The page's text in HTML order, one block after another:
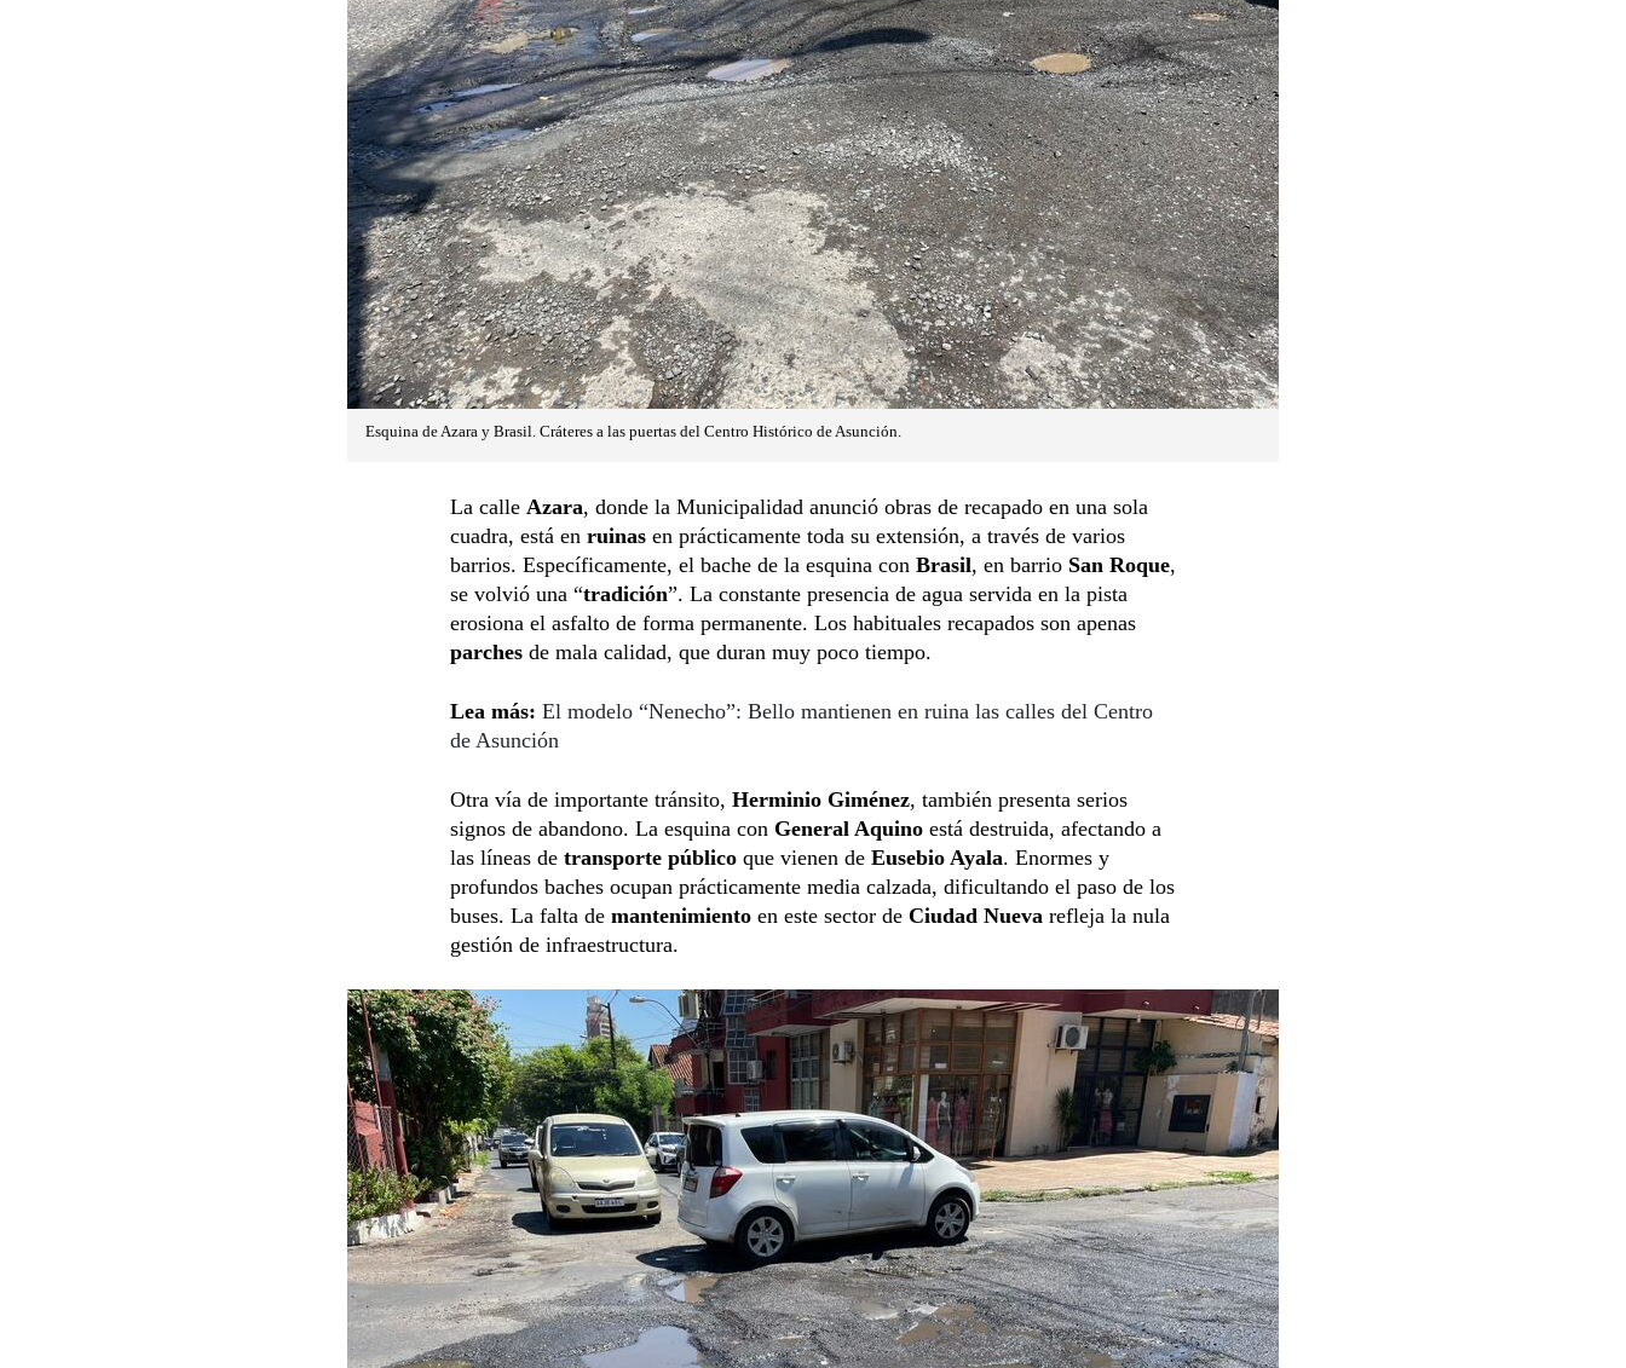
Esquina de Azara y Brasil. Cráteres a las puertas del Centro Histórico de Asunción.
La calle Azara, donde la Municipalidad anunció obras de recapado en una sola
cuadra, está en ruinas en prácticamente toda su extensión, a través de varios
barrios. Específicamente, el bache de la esquina con Brasil, en barrio San Roque,
se volvió una “tradición”. La constante presencia de agua servida en la pista
erosiona el asfalto de forma permanente. Los habituales recapados son apenas
parches de mala calidad, que duran muy poco tiempo.
Lea más: El modelo “Nenecho”: Bello mantienen en ruina las calles del Centro
de Asunción
Otra vía de importante tránsito, Herminio Giménez, también presenta serios
signos de abandono. La esquina con General Aquino está destruida, afectando a
las líneas de transporte público que vienen de Eusebio Ayala. Enormes y
profundos baches ocupan prácticamente media calzada, dificultando el paso de los
buses. La falta de mantenimiento en este sector de Ciudad Nueva refleja la nula
gestión de infraestructura.